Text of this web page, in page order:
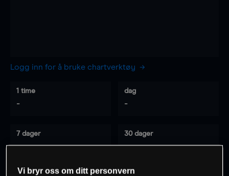
Logg inn for å bruke chartverktøy
1 time
-
dag
-
7 dager
-
30 dager
-
Vi bryr oss om ditt personvern